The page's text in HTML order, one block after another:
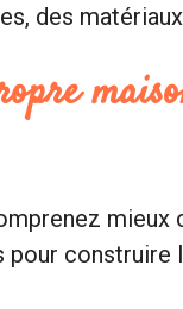
des
construire